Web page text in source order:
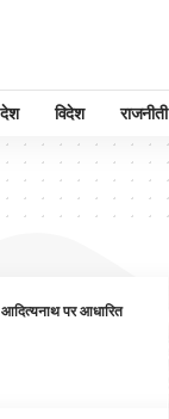
देश विदेश राजनीती
आदित्यनाथ पर आधारित